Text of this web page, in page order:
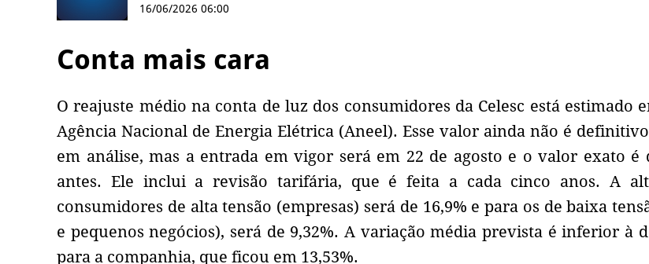
16/06/2026 06:00
Conta mais cara
O reajuste médio na conta de luz dos consumidores da Celesc está estimado
Agência Nacional de Energia Elétrica (Aneel). Esse valor ainda não é
em análise, mas a entrada em vigor será em 22 de agosto e o valor exato é
antes. Ele inclui a revisão tarifária, que é feita a cada cinco anos. A
consumidores de alta tensão (empresas) será de 16,9% e para os de baixa
e pequenos negócios), será de 9,32%. A variação média prevista é inferior à
para a companhia, que ficou em 13,53%.